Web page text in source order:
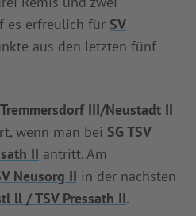
es erfreulich für SV
aus den letzten fünf
Tremmersdorf III/Neustadt II
wenn man bei SG TSV
II antritt. Am
Neusorg II in der nächsten
ll / TSV Pressath II.